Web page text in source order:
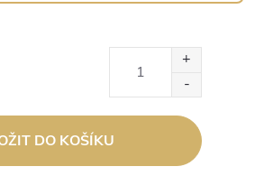
DO KOŠÍKU